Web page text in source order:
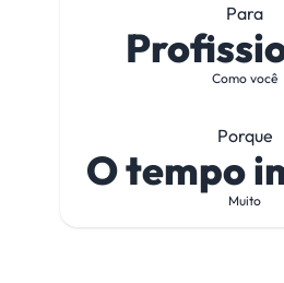
Para
Como você
Porque
O tempo
Muito